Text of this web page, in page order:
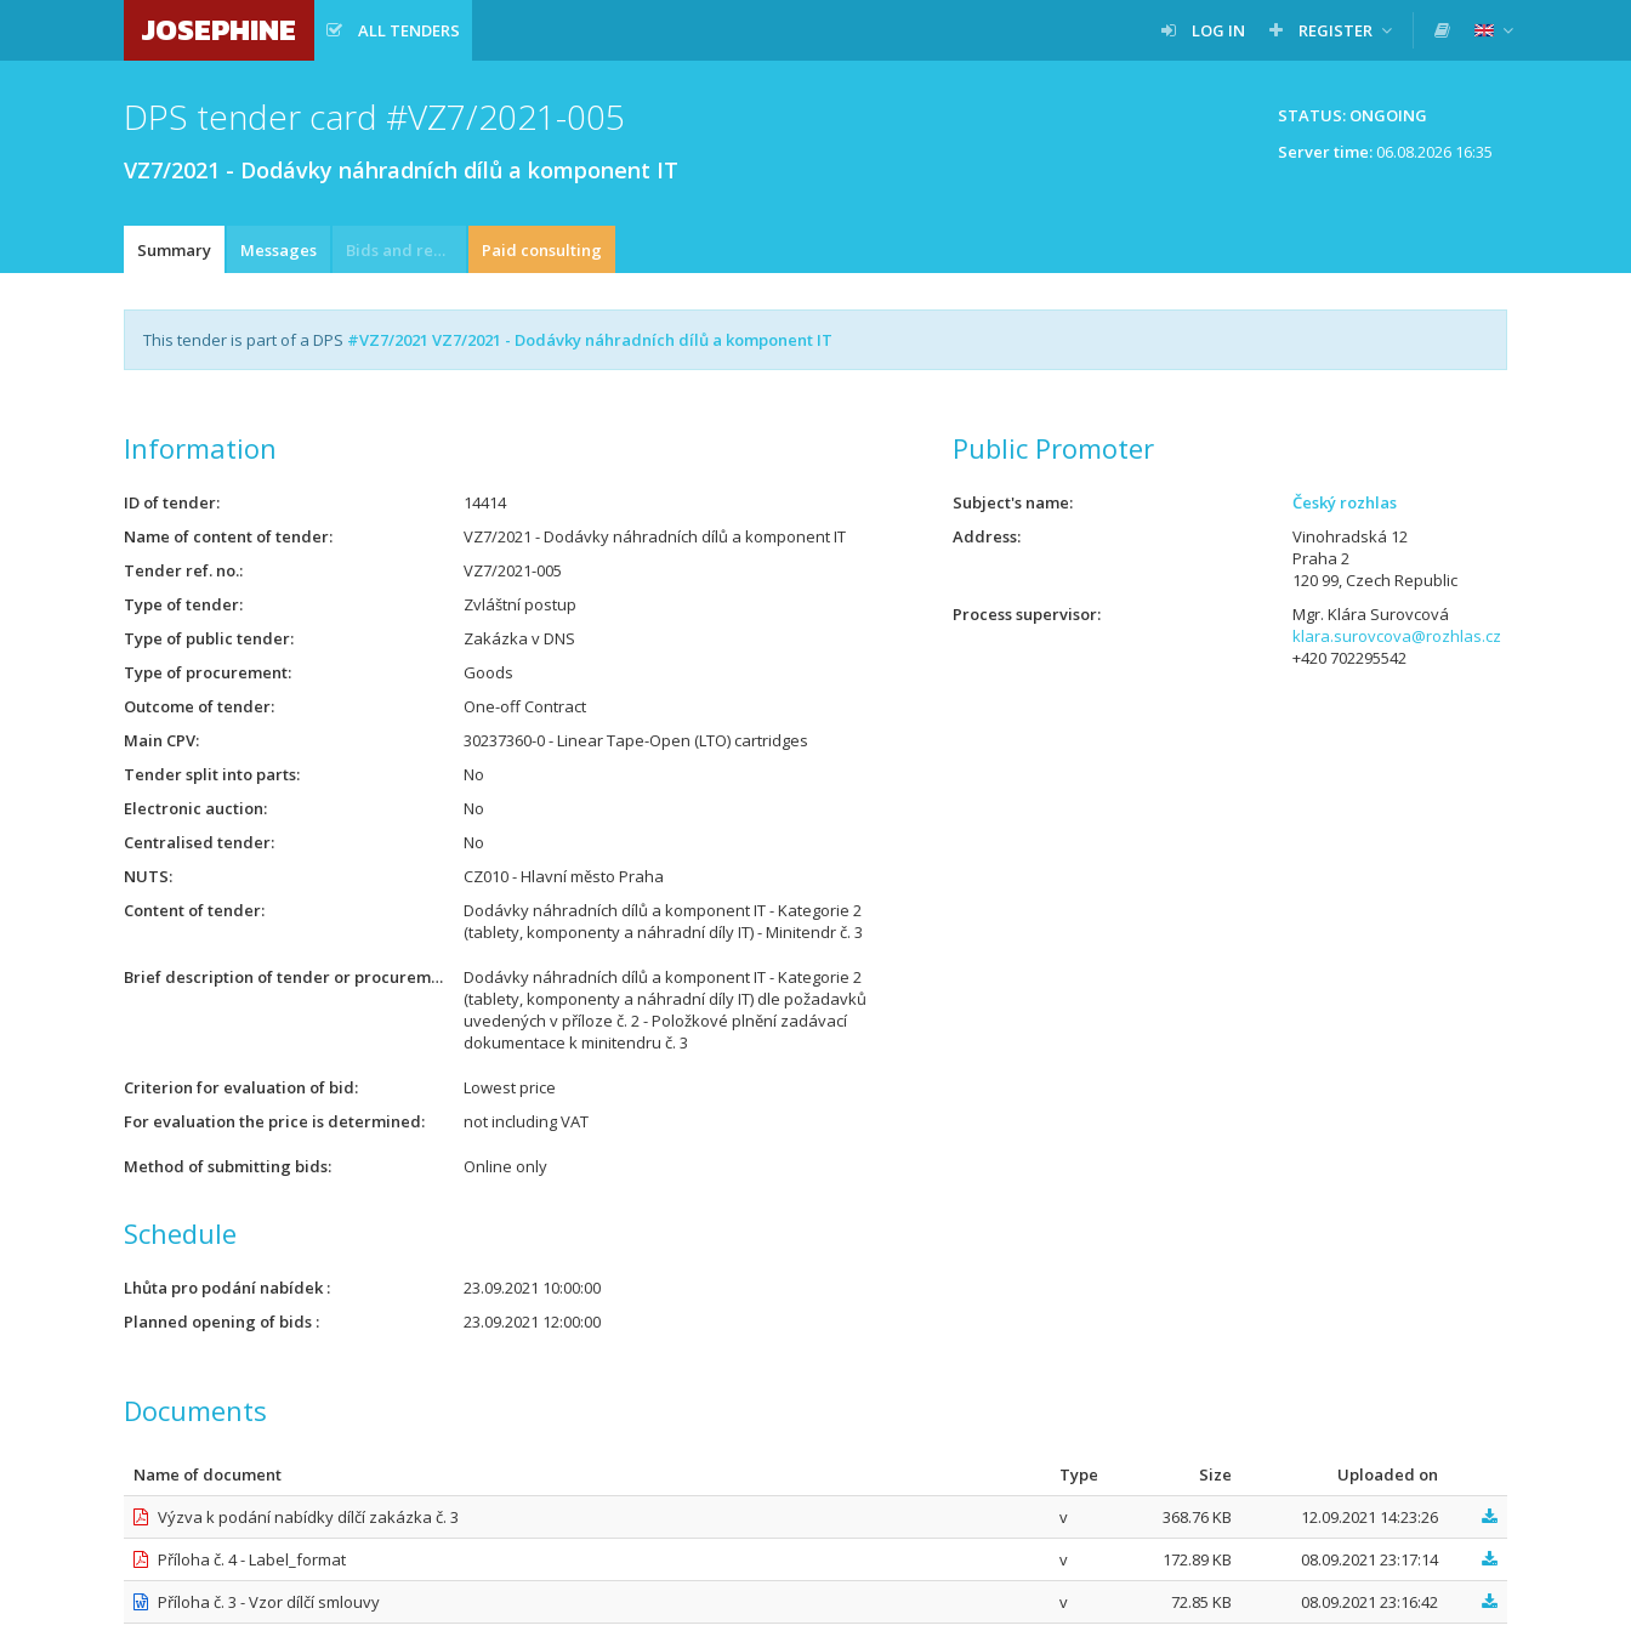
JOSEPHINE ALL TENDERS LOG IN REGISTER
STATUS: ONGOING
Server time:06.08.2026 16:35
DPS tender card #VZ7/2021-005
VZ7/2021 - Dodávky náhradních dílů a komponent IT
Summary Messages Bids and requests Paid consulting
This tender is part of a DPS #VZ7/2021 VZ7/2021 - Dodávky náhradních dílů a komponent IT
Information
ID of tender
14414
Name of content of tender
VZ7/2021 - Dodávky náhradních dílů a komponent IT
Tender ref. no.
VZ7/2021-005
Type of tender
Zvláštní postup
Type of public tender
Zakázka v DNS
Type of procurement
Goods
Outcome of tender
One-off Contract
Main CPV
30237360-0 - Linear Tape-Open (LTO) cartridges
Tender split into parts
No
Electronic auction
No
Centralised tender
No
NUTS
CZ010 - Hlavní město Praha
Content of tender
Dodávky náhradních dílů a komponent IT - Kategorie 2
(tablety, komponenty a náhradní díly IT) - Minitendr č. 3
Brief description of tender or procurement
Dodávky náhradních dílů a komponent IT - Kategorie 2
(tablety, komponenty a náhradní díly IT) dle požadavků
uvedených v příloze č. 2 - Položkové plnění zadávací
dokumentace k minitendru č. 3
Criterion for evaluation of bid
Lowest price
For evaluation the price is determined
not including VAT
Method of submitting bids Online only
Schedule
Lhůta pro podání nabídek
23.09.2021 10:00:00
Planned opening of bids
23.09.2021 12:00:00
Public Promoter
Subject's name
Český rozhlas
Address
Vinohradská 12
Praha 2
120 99, Czech Republic
Process supervisor
Mgr. Klára Surovcová
klara.surovcova@rozhlas.cz
+420 702295542
Documents
Name of document Type Size
Uploaded on
Výzva k podání nabídky dílčí zakázka č. 3
v 368.76 KB
12.09.2021 14:23:26
Příloha č. 4 - Label_format
v 172.89 KB
08.09.2021 23:17:14
Příloha č. 3 - Vzor dílčí smlouvy
v 72.85 KB 08.09.2021 23:16:42